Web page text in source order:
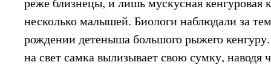
несколько малышей. Биологи наблюдали за
рождении детеныша большого рыжего
на свет самка вылизывает свою сумку,